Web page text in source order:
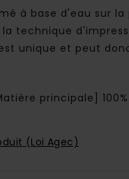
à base d'eau sur la
la technique
unique et peut
principale]
(Loi Agec)